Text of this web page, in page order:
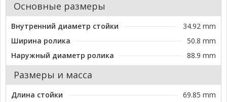
Основные размеры
Внутренний диаметр стойки
34.92 mm
Ширина ролика
50.8 mm
Наружный диаметр ролика
88.9 mm
Размеры и масса
Длина стойки 69.85 mm